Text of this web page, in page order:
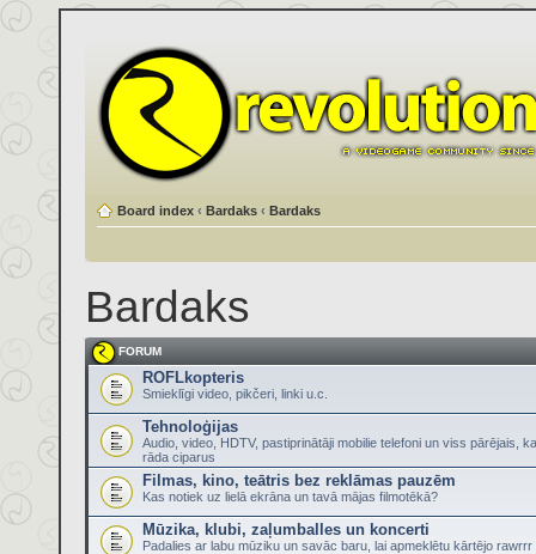
Board index ‹ Bardaks ‹ Bardaks
Bardaks
FORUM
ROFLkopteris
Smieklīgi video, pikčeri, linki u.c.
Tehnoloģijas
Audio, video, HDTV, pastiprinātāji mobilie telefoni un viss pārējais,
rāda ciparus
Filmas, kino, teātris bez reklāmas pauzēm
Kas notiek uz lielā ekrāna un tavā mājas filmotēkā?
Mūzika, klubi, zaļumballes un koncerti
Padalies ar labu mūziku un savāc baru, lai apmeklētu kārtējo